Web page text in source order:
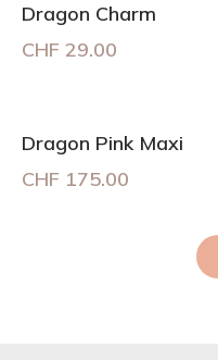
Dragon Charm
CHF 29.00
Dragon Pink Maxi
CHF 175.00